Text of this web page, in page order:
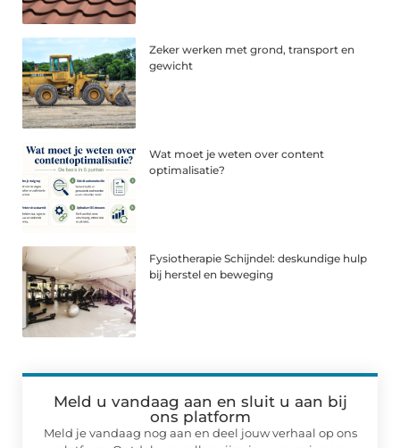
Zeker werken met grond, transport en
gewicht
Wat moet je weten over content
optimalisatie?
Fysiotherapie Schijndel: deskundige hulp
bij herstel en beweging
Meld u vandaag aan en sluit u aan bij
ons platform
Meld je vandaag nog aan en deel jouw verhaal op ons